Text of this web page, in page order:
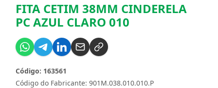
FITA CETIM 38MM CINDERELA
PC AZUL CLARO 010
Código do Fabricante: 901M.038.010.010.P
Código: 163561